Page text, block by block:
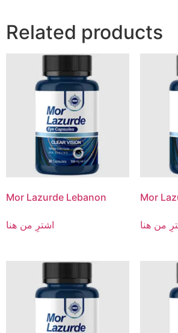
Related products
Mor Lazurde Lebanon
اشترِ من هنا
Mor
من هنا